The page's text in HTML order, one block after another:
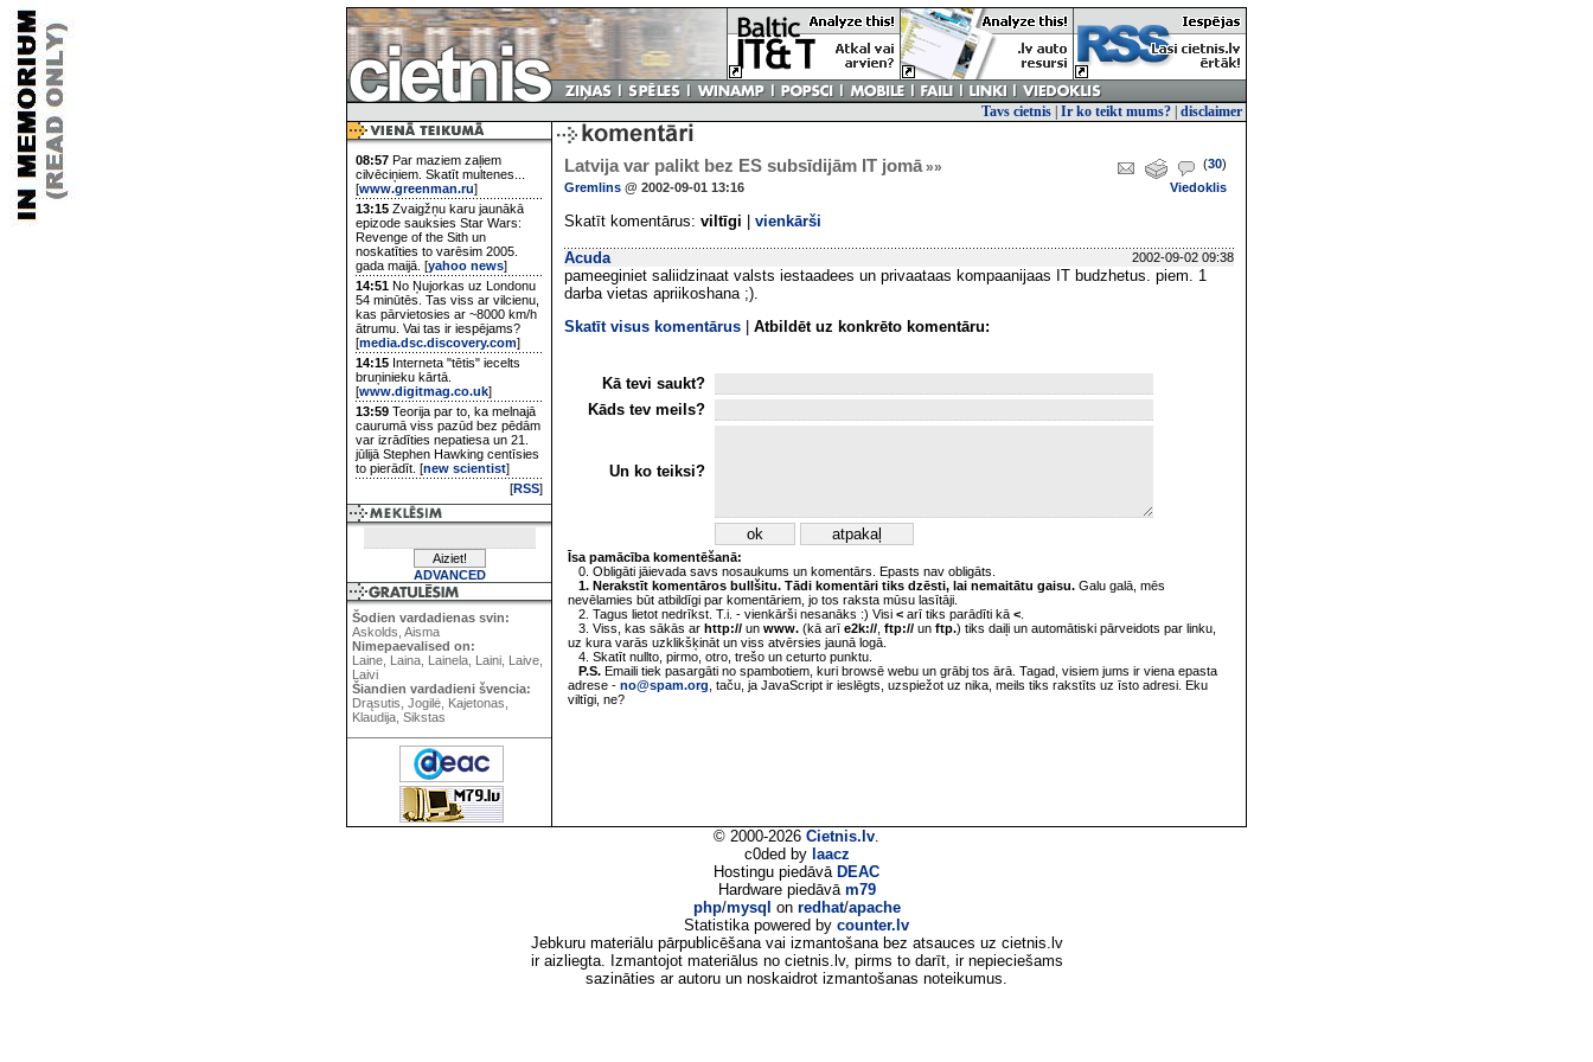
Tavs cietnis Ir ko teikt mums? disclaimer
08:57 Par maziem zaļiem
cilvēciņiem. Skatīt multenes...
[www.greenman.ru]
13:15 Zvaigžņu karu jaunākā
epizode sauksies Star Wars:
Revenge of the Sith un
noskatīties to varēsim 2005.
gada maijā. [yahoo news]
14:51 No Ņujorkas uz Londonu
54 minūtēs. Tas viss ar vilcienu,
kas pārvietosies ar ~8000 km/h
ātrumu. Vai tas ir iespējams?
[media.dsc.discovery.com]
14:15 Interneta "tētis" iecelts
bruņinieku kārtā.
[www.digitmag.co.uk]
13:59 Teorija par to, ka melnajā
caurumā viss pazūd bez pēdām
var izrādīties nepatiesa un 21.
jūlijā Stephen Hawking centīsies
to pierādīt. [new scientist]
[RSS]
ADVANCED
Šodien vardadienas svin:
Askolds, Aisma
Nimepaevalised on:
Laine, Laina, Lainela, Laini, Laive,
Laivi
Šiandien vardadieni švencia:
Drąsutis, Jogilė, Kajetonas,
Klaudija, Sikstas
Latvija var palikt bez ES subsīdijām IT jomā»» (30)
Gremlins @ 2002-09-01 13:16 Viedoklis
Skatīt komentārus: viltīgi vienkārši
Acuda 2002-09-02 09:38
pameeginiet saliidzinaat valsts iestaadees un privaataas kompaanijaas IT budzhetus. piem. 1
darba vietas apriikoshana ;).
Skatīt visus komentārus
Atbildēt uz konkrēto komentāru:
Kā tevi saukt?
Kāds tev meils?
Un ko teiksi?
Īsa pamācība komentēšanā:
0. Obligāti jāievada savs nosaukums un komentārs. Epasts nav obligāts.
1. Nerakstīt komentāros bullšitu. Tādi komentāri tiks dzēsti, lai nemaitātu gaisu. Galu galā, mēs
nevēlamies būt atbildīgi par komentāriem, jo tos raksta mūsu lasītāji.
2. Tagus lietot nedrīkst. T.i. - vienkārši nesanāks :) Visi < arī tiks parādīti kā <
3. Viss, kas sākās ar http:// un www. (kā arī e2k:// ftp:// un ftp.) tiks daiļi un automātiski pārveidots par linku,
uz kura varās uzklikšķināt un viss atvērsies jaunā logā.
4. Skatīt nullto, pirmo, otro, trešo un ceturto punktu.
P.S. Emaili tiek pasargāti no spambotiem, kuri browsē webu un grābj tos ārā. Tagad, visiem jums ir viena epasta
adrese - no@spam.org , taču, ja JavaScript ir ieslēgts, uzspiežot uz nika, meils tiks rakstīts uz īsto adresi. Eku
viltīgi, ne?
© 2000-2026 Cietnis.lv.
c0ded by laacz
Hostingu piedāvā DEAC
Hardware piedāvā m79
php/mysql on redhat/apache
Statistika powered by counter.lv
Jebkuru materiālu pārpublicēšana vai izmantošana bez atsauces uz cietnis.lv
ir aizliegta. Izmantojot materiālus no cietnis.lv, pirms to darīt, ir nepieciešams
sazināties ar autoru un noskaidrot izmantošanas noteikumus.